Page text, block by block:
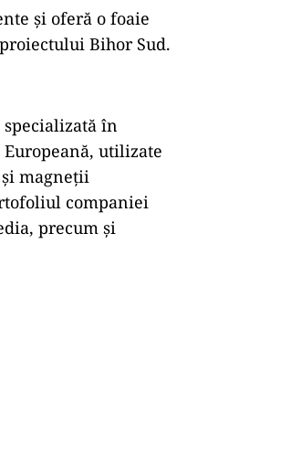
istorice și de
și Avram Iancu,
Istoricul
precum
de procesare
interne de
în